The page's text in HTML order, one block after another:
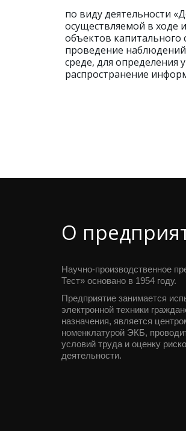
по виду деятельности
осуществляемой в ходе
объектов капитального
проведение
среде, для определения
распространение
О
Научно-производственное
Тест» основано в 1954 году.
Предприятие занимается
электронной техники
назначения, является
номенклатурой ЭКБ,
условий труда и оценку
деятельности.